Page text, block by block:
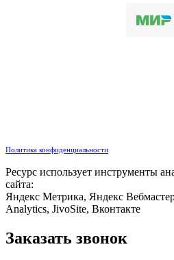
Политика конфиденциальности
Ресурс использует инструменты
сайта:
Яндекс Метрика, Яндекс
Analytics, JivoSite, Вконтакте
Заказать звонок